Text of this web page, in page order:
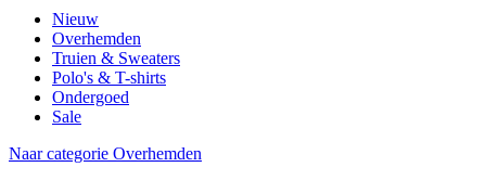
Nieuw
Overhemden
Truien & Sweaters
Polo's & T-shirts
Ondergoed
Sale
Naar categorie Overhemden